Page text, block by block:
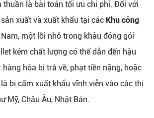
thuần là bài toán tối ưu chi phí. Đối với
xuất và xuất khẩu tại các Khu công
Nam, một lỗi nhỏ trong khâu đóng gói
kém chất lượng có thể dẫn đến hậu
hóa bị trả về, phạt tiền nặng, hoặc
bị cấm xuất khẩu vĩnh viễn vào các thị
Mỹ, Châu Âu, Nhật Bản.